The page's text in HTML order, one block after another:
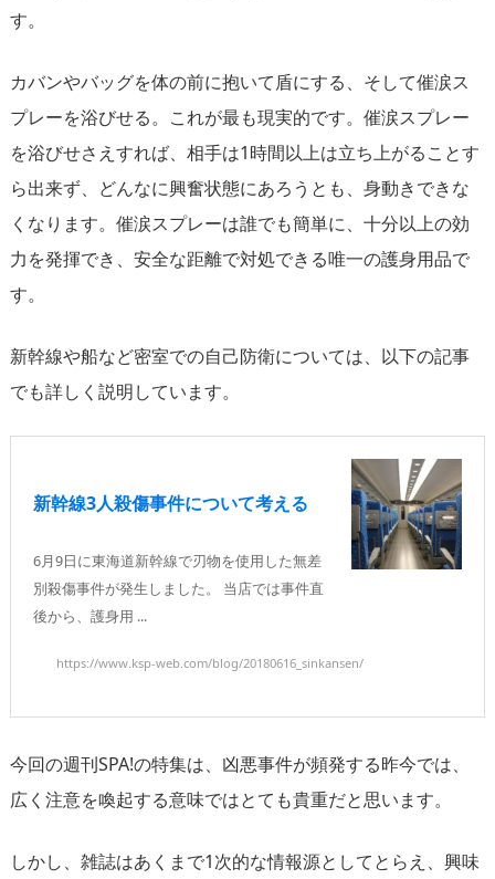
す。
カバンやバッグを体の前に抱いて盾にする、そして催涙ス
プレーを浴びせる。これが最も現実的です。催涙スプレー
を浴びせさえすれば、相手は1時間以上は立ち上がることす
ら出来ず、どんなに興奮状態にあろうとも、身動きできな
くなります。催涙スプレーは誰でも簡単に、十分以上の効
力を発揮でき、安全な距離で対処できる唯一の護身用品で
す。
新幹線や船など密室での自己防衛については、以下の記事
でも詳しく説明しています。
新幹線3人殺傷事件について考える
6月9日に東海道新幹線で刃物を使用した無差
別殺傷事件が発生しました。 当店では事件直
後から、護身用 ...
https://www.ksp-web.com/blog/20180616_sinkansen/
今回の週刊SPA!の特集は、凶悪事件が頻発する昨今では、
広く注意を喚起する意味ではとても貴重だと思います。
しかし、雑誌はあくまで1次的な情報源としてとらえ、興味